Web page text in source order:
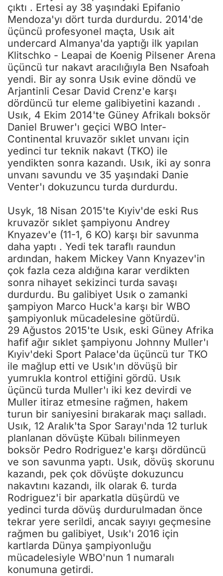
çıktı . Ertesi ay 38 yaşındaki Epifanio
Mendoza'yı dört turda durdurdu. 2014'de
üçüncü profesyonel maçta, Usık ait
undercard Almanya'da yaptığı ilk yapılan
Klitschko - Leapai de Koenig Pilsener Arena
üçüncü tur nakavt aracılığıyla Ben Nsafoah
yendi. Bir ay sonra Usık evine döndü ve
Arjantinli Cesar David Crenz'e karşı
dördüncü tur eleme galibiyetini kazandı .
Usık, 4 Ekim 2014'te Güney Afrikalı boksör
Daniel Bruwer'ı geçici WBO Inter-
Continental kruvazör sıklet unvanı için
yedinci tur teknik nakavt (TKO) ile
yendikten sonra kazandı. Usık, iki ay sonra
unvanı savundu ve 35 yaşındaki Danie
Venter'ı dokuzuncu turda durdurdu.
Usyk, 18 Nisan 2015'te Kıyiv'de eski Rus
kruvazör sıklet şampiyonu Andrey
Knyazev'e (11-1, 6 KO) karşı bir savunma
daha yaptı . Yedi tek taraflı raundun
ardından, hakem Mickey Vann Knyazev'in
çok fazla ceza aldığına karar verdikten
sonra nihayet sekizinci turda savaşı
durdurdu. Bu galibiyet Usık o zamanki
şampiyon Marco Huck'a karşı bir WBO
şampiyonluk mücadelesine götürdü.
29 Ağustos 2015'te Usık, eski Güney Afrika
hafif ağır sıklet şampiyonu Johnny Muller'ı
Kıyiv'deki Sport Palace'da üçüncü tur TKO
ile mağlup etti ve Usık'ın dövüşü bir
yumrukla kontrol ettiğini gördü. Usık
üçüncü turda Muller'ı iki kez devirdi ve
Muller itiraz etmesine rağmen, hakem
turun bir saniyesini bırakarak maçı salladı.
Usık, 12 Aralık'ta Spor Sarayı'nda 12 turluk
planlanan dövüşte Kübalı bilinmeyen
boksör Pedro Rodriguez'e karşı dördüncü
ve son savunma yaptı. Usık, dövüş skorunu
kazandı, pek çok dövüşte dokuzuncu
nakavtını kazandı, ilk olarak 6. turda
Rodriguez'i bir aparkatla düşürdü ve
yedinci turda dövüş durdurulmadan önce
tekrar yere serildi, ancak sayıyı geçmesine
rağmen bu galibiyet, Usık'ı 2016 için
kartlarda Dünya şampiyonluğu
mücadelesiyle WBO'nun 1 numaralı
konumuna getirdi.